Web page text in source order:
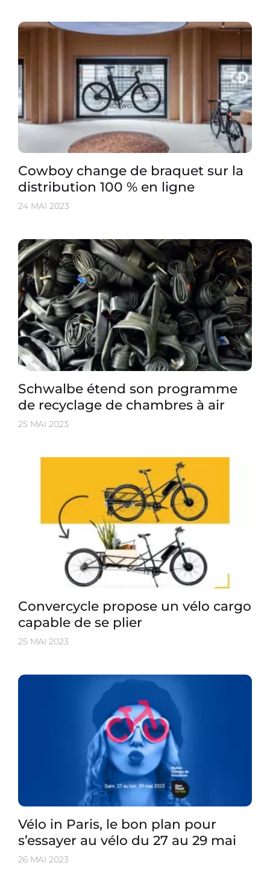
Cowboy change de braquet sur la
distribution 100 % en ligne
24 MAI 2023
Schwalbe étend son programme
de recyclage de chambres à air
25 MAI 2023
Convercycle propose un vélo cargo
capable de se plier
25 MAI 2023
Vélo in Paris, le bon plan pour
s’essayer au vélo du 27 au 29 mai
26 MAI 2023